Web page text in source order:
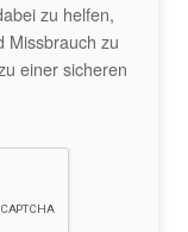
zu helfen,
Missbrauch zu
einer sicheren